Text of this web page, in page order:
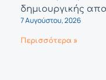
δημιουργικής
7 Αυγούστου, 2026
Περισσότερα »